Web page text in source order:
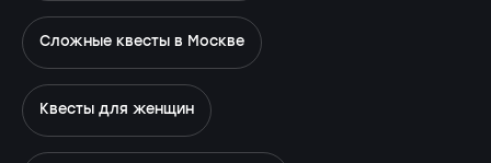
Сложные квесты в Москве
Квесты для женщин